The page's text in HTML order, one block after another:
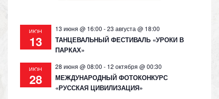
ИЮН
13
13 июня @ 16:00 -23 августа @ 18:00
ТАНЦЕВАЛЬНЫЙ ФЕСТИВАЛЬ «УРОКИ В
ПАРКАХ»
ИЮН
28
28 июня @ 08:00 - 12 октября @ 00:30
МЕЖДУНАРОДНЫЙ ФОТОКОНКУРС
«РУССКАЯ ЦИВИЛИЗАЦИЯ»